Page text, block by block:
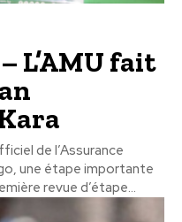
L’AMU fait
de l’Assurance
une étape importante
revue d’étape...